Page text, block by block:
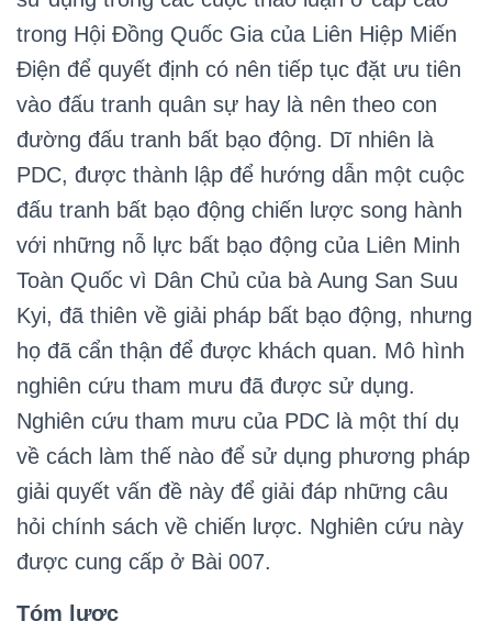
trong Hội Đồng Quốc Gia của Liên Hiệp Miến
Điện để quyết định có nên tiếp tục đặt ưu tiên
vào đấu tranh quân sự hay là nên theo con
đường đấu tranh bất bạo động. Dĩ nhiên là
PDC, được thành lập để hướng dẫn một cuộc
đấu tranh bất bạo động chiến lược song hành
với những nỗ lực bất bạo động của Liên Minh
Toàn Quốc vì Dân Chủ của bà Aung San Suu
Kyi, đã thiên về giải pháp bất bạo động, nhưng
họ đã cẩn thận để được khách quan. Mô hình
nghiên cứu tham mưu đã được sử dụng.
Nghiên cứu tham mưu của PDC là một thí dụ
về cách làm thế nào để sử dụng phương pháp
giải quyết vấn đề này để giải đáp những câu
hỏi chính sách về chiến lược. Nghiên cứu này
được cung cấp ở Bài 007.
Tóm lược